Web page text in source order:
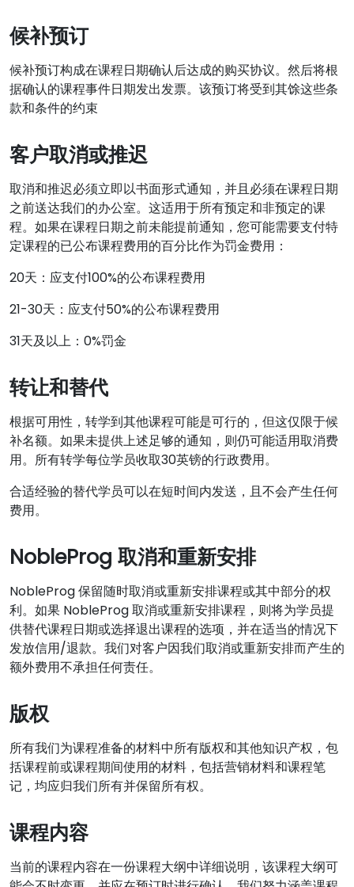
候补预订
候补预订构成在课程日期确认后达成的购买协议。然后将根
据确认的课程事件日期发出发票。该预订将受到其馀这些条
款和条件的约束
客户取消或推迟
取消和推迟必须立即以书面形式通知，并且必须在课程日期
之前送达我们的办公室。这适用于所有预定和非预定的课
程。如果在课程日期之前未能提前通知，您可能需要支付特
定课程的已公布课程费用的百分比作为罚金费用：
20天：应支付100%的公布课程费用
21-30天：应支付50%的公布课程费用
31天及以上：0%罚金
转让和替代
根据可用性，转学到其他课程可能是可行的，但这仅限于候
补名额。如果未提供上述足够的通知，则仍可能适用取消费
用。所有转学每位学员收取30英镑的行政费用。
合适经验的替代学员可以在短时间内发送，且不会产生任何
费用。
NobleProg 取消和重新安排
NobleProg 保留随时取消或重新安排课程或其中部分的权
利。如果 NobleProg 取消或重新安排课程，则将为学员提
供替代课程日期或选择退出课程的选项，并在适当的情况下
发放信用/退款。我们对客户因我们取消或重新安排而产生的
额外费用不承担任何责任。
版权
所有我们为课程准备的材料中所有版权和其他知识产权，包
括课程前或课程期间使用的材料，包括营销材料和课程笔
记，均应归我们所有并保留所有权。
课程内容
当前的课程内容在一份课程大纲中详细说明，该课程大纲可